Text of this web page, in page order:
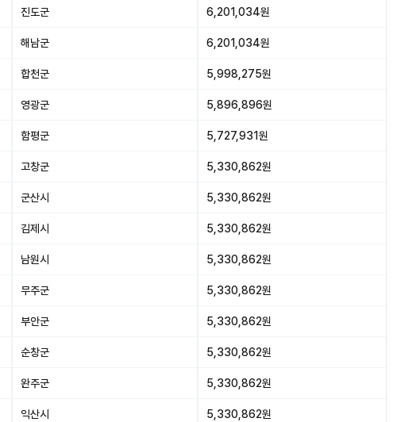
진도군 6,201,034원
해남군 6,201,034원
합천군 5,998,275원
영광군 5,896,896원
함평군 5,727,931원
고창군 5,330,862원
군산시 5,330,862원
김제시 5,330,862원
남원시 5,330,862원
무주군 5,330,862원
부안군 5,330,862원
순창군 5,330,862원
완주군 5,330,862원
익산시 5,330,862원